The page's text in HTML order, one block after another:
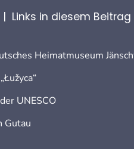
| Links in diesem Beitrag
Heimatmuseum
UNESCO
Gutau